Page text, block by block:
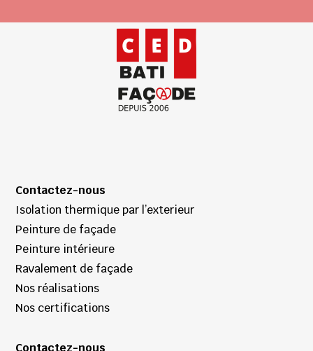
Contactez-nous
Isolation thermique par l’exterieur
Peinture de façade
Peinture intérieure
Ravalement de façade
Nos réalisations
Nos certifications
Contactez-nous